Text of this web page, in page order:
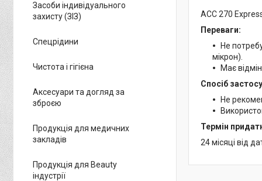
ACC 270
Переваги:
Не
мікрон).
Має
Спосіб
Не
Термін
24 місяці від
Засоби індивідуального
захисту (ЗІЗ)
Спецрідини
Чистота і гігієна
Аксесуари та догляд за
зброєю
Продукція для медичних
закладів
Продукція для Beauty
індустрії